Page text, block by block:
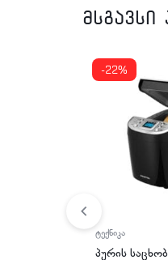
-22%
ტექნიკა
პურის